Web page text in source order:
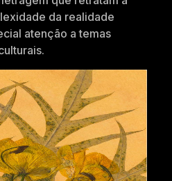
da realidade
atenção a temas